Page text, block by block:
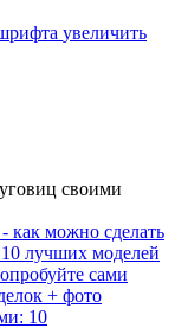
увеличить
своими
как можно сделать
лучших моделей
сами
+ фото
10